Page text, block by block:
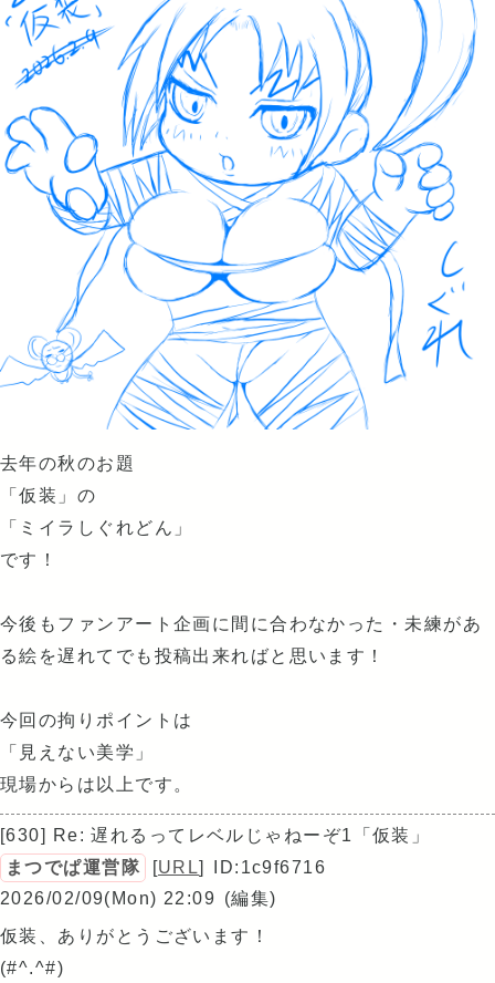
去年の秋のお題
「仮装」の
「ミイラしぐれどん」
です！
今後もファンアート企画に間に合わなかった・未練があ
る絵を遅れてでも投稿出来ればと思います！
今回の拘りポイントは
「見えない美学」
現場からは以上です。
[630] Re: 遅れるってレベルじゃねーぞ1「仮装」
まつでぱ運営隊
[URL]
ID:1c9f6716
2026/02/09(Mon) 22:09 (編集)
仮装、ありがとうございます！
(#^.^#)